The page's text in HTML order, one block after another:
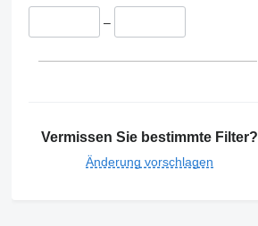
–
Vermissen Sie bestimmte Filter?
Änderung vorschlagen